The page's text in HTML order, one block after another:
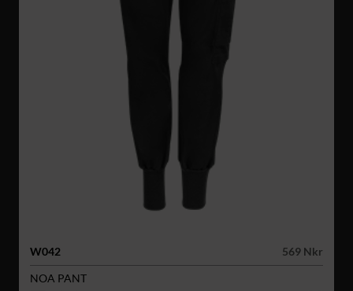
W042
569 Nkr
NOA PANT